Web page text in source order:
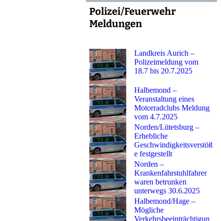
Polizei/Feuerwehr
Meldungen
Landkreis Aurich –
Polizeimeldung vom
18.7 bis 20.7.2025
Halbemond –
Veranstaltung eines
Motorradclubs Meldung
vom 4.7.2025
Norden/Lütetsburg –
Erhebliche
Geschwindigkeitsverstöß
e festgestellt
Norden –
Krankenfahrstuhlfahrer
waren betrunken
unterwegs 30.6.2025
Halbemond/Hage –
Mögliche
Verkehrsbeeinträchtigun